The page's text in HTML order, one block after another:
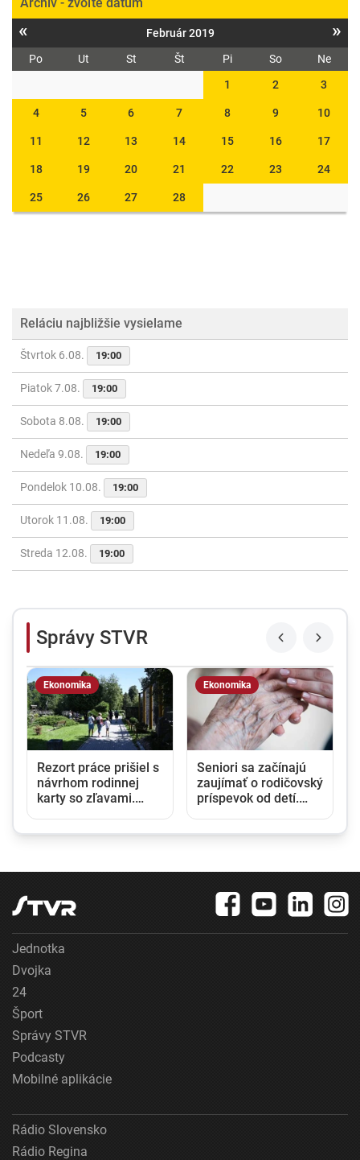
« Február 2019 »
Po Ut St Št Pi So
Ne
1
2 3
4 5 6 7 8 9 10
11 12 13 14 15 16 17
18 19 20 21 22 23 24
25 26 27 28
Reláciu najbližšie vysielame
Štvrtok 6.08. 19:00
Piatok 7.08. 19:00
Sobota 8.08. 19:00
Nedeľa 9.08. 19:00
Pondelok 10.08. 19:00
Utorok 11.08. 19:00
Streda 12.08. 19:00
Správy STVR
Ekonomika
Rezort práce prišiel s
návrhom rodinnej
karty so zľavami.
Ekonomika
Seniori sa začínajú
zaujímať o rodičovský
príspevok od detí.
Jednotka
Dvojka
24
Šport
Správy STVR
Podcasty
Mobilné aplikácie
Rádio Slovensko
Rádio Regina